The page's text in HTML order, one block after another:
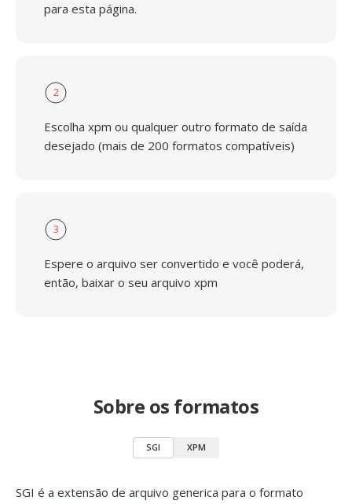
para esta página.
2
Escolha xpm ou qualquer outro formato de saída
desejado (mais de 200 formatos compatíveis)
3
Espere o arquivo ser convertido e você poderá,
então, baixar o seu arquivo xpm
Sobre os formatos
SGI XPM
SGI é a extensão de arquivo generica para o formato